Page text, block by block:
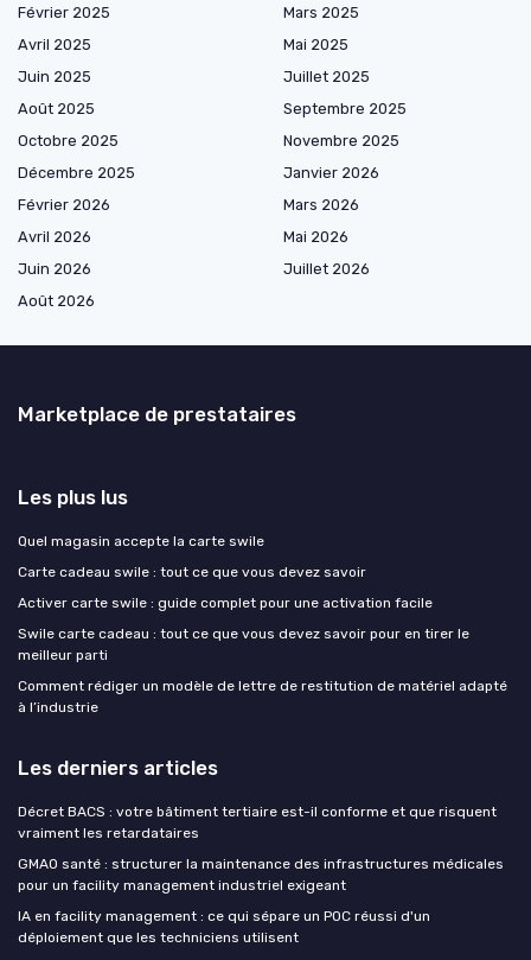
Février 2025
Mars 2025
Avril 2025
Mai 2025
Juin 2025
Juillet 2025
Août 2025
Septembre 2025
Octobre 2025
Novembre 2025
Décembre 2025
Janvier 2026
Février 2026
Mars 2026
Avril 2026
Mai 2026
Juin 2026
Juillet 2026
Août 2026
Marketplace de prestataires
Les plus lus
Quel magasin accepte la carte swile
Carte cadeau swile : tout ce que vous devez savoir
Activer carte swile : guide complet pour une activation facile
Swile carte cadeau : tout ce que vous devez savoir pour en tirer le
meilleur parti
Comment rédiger un modèle de lettre de restitution de matériel adapté
à l’industrie
Les derniers articles
Décret BACS : votre bâtiment tertiaire est-il conforme et que risquent
vraiment les retardataires
GMAO santé : structurer la maintenance des infrastructures médicales
pour un facility management industriel exigeant
IA en facility management : ce qui sépare un POC réussi d'un
déploiement que les techniciens utilisent